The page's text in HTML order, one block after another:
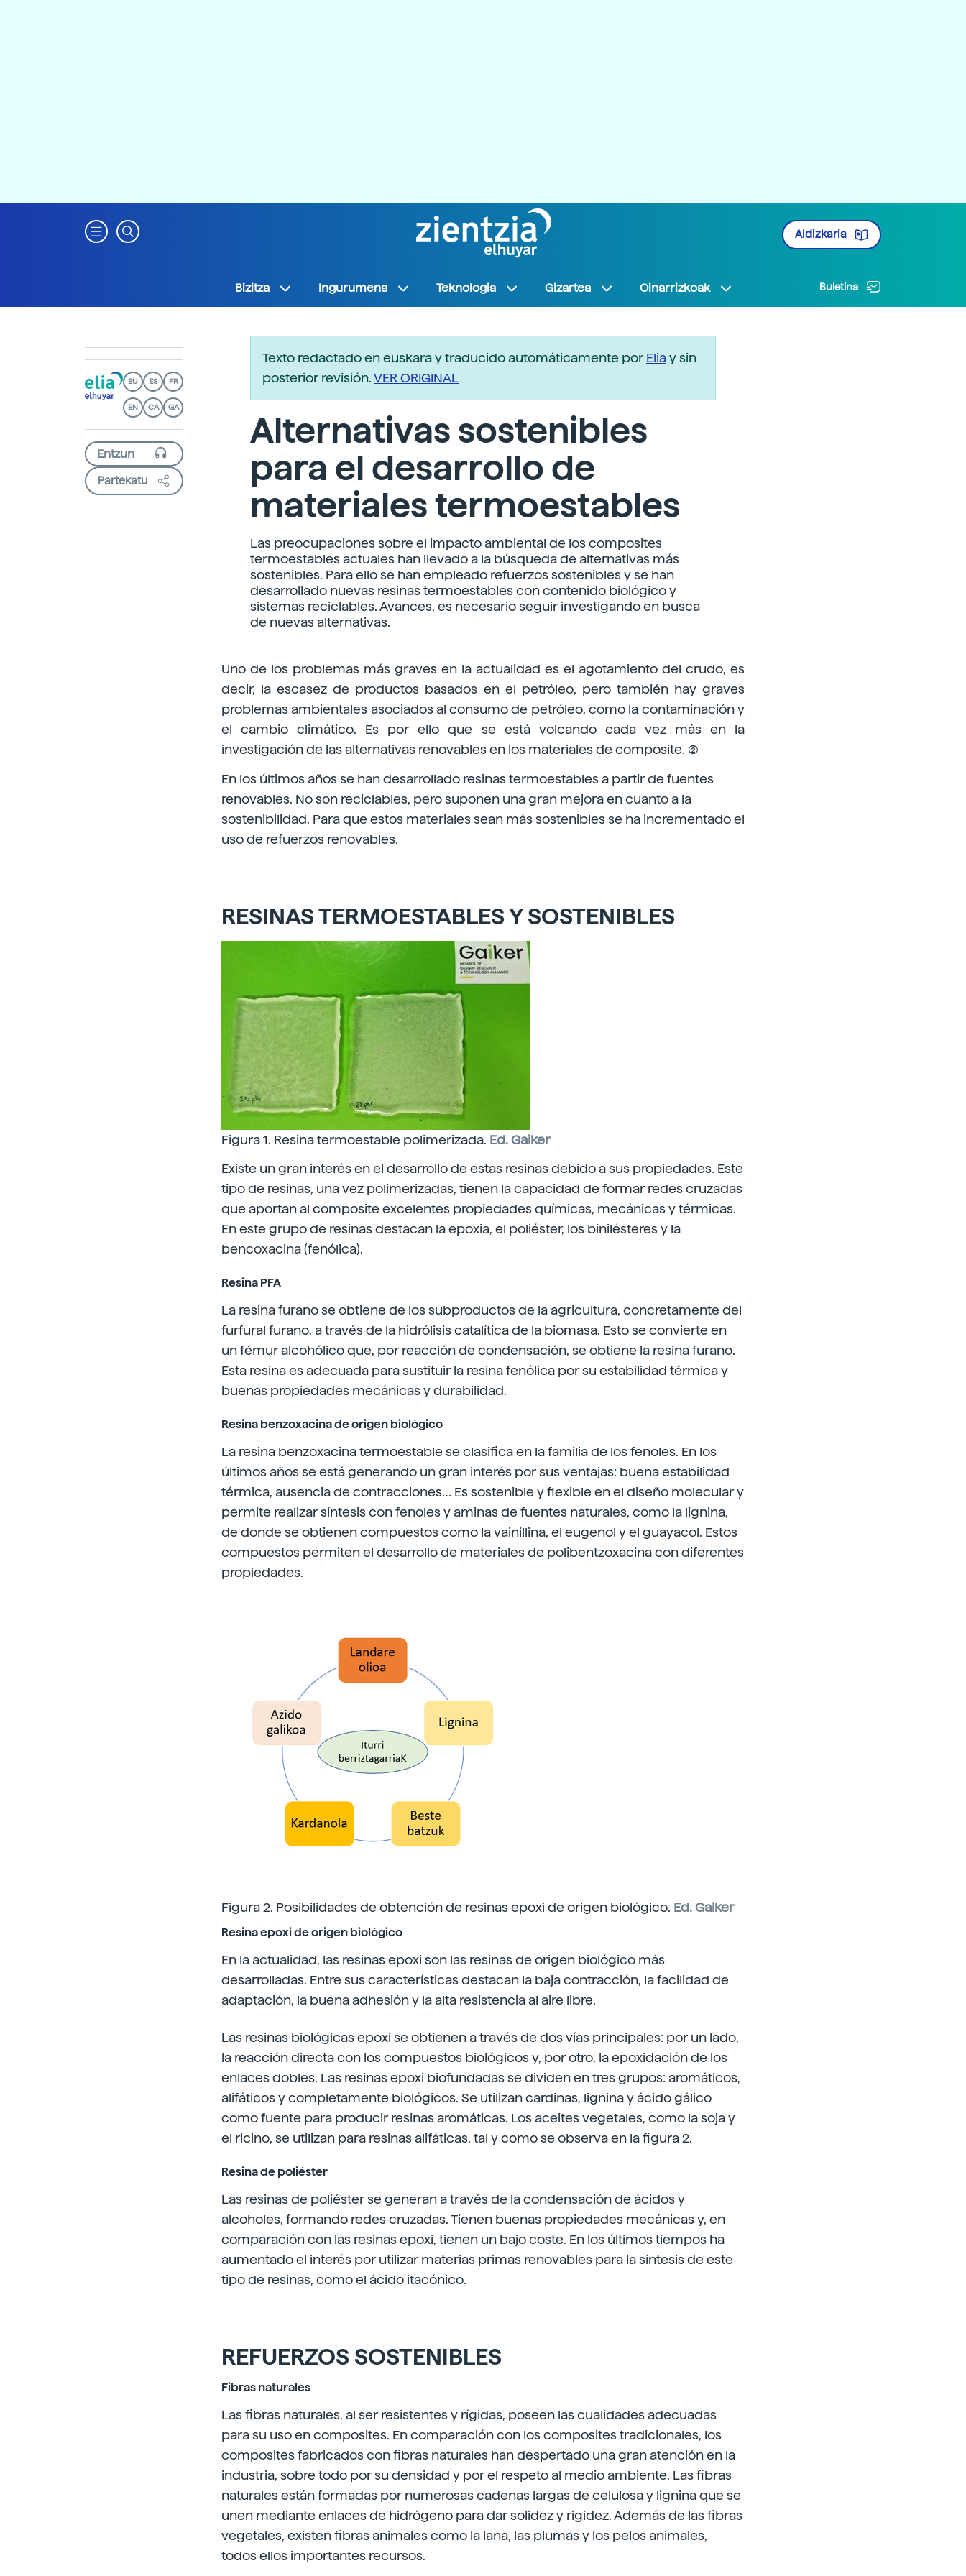
Aldizkaria
Bizitza Ingurumena Teknologia Gizartea Oinarrizkoak Buletina
EU ES FR
EN CA GA
Partekatu
Texto redactado en euskara y traducido automáticamente porEliay sin
posterior revisión.VER ORIGINAL
Alternativas sostenibles
para el desarrollo de
materiales termoestables
Las preocupaciones sobre el impacto ambiental de los composites
termoestables actuales han llevado a la búsqueda de alternativas más
sostenibles. Para ello se han empleado refuerzos sostenibles y se han
desarrollado nuevas resinas termoestables con contenido biológico y
sistemas reciclables. Avances, es necesario seguir investigando en busca
de nuevas alternativas.
Uno de los problemas más graves en la actualidad es el agotamiento del crudo, es
decir, la escasez de productos basados en el petróleo, pero también hay graves
problemas ambientales asociados al consumo de petróleo, como la contaminación y
el cambio climático. Es por ello que se está volcando cada vez más en la
investigación de las alternativas renovables en los materiales de composite. (2)
En los últimos años se han desarrollado resinas termoestables a partir de fuentes
renovables. No son reciclables, pero suponen una gran mejora en cuanto a la
sostenibilidad. Para que estos materiales sean más sostenibles se ha incrementado el
uso de refuerzos renovables.
RESINAS TERMOESTABLES Y SOSTENIBLES
Figura 1. Resina termoestable polimerizada. Ed. Gaiker
Existe un gran interés en el desarrollo de estas resinas debido a sus propiedades. Este
tipo de resinas, una vez polimerizadas, tienen la capacidad de formar redes cruzadas
que aportan al composite excelentes propiedades químicas, mecánicas y térmicas.
En este grupo de resinas destacan la epoxia, el poliéster, los binilésteres y la
bencoxacina (fenólica).
Resina PFA
La resina furano se obtiene de los subproductos de la agricultura, concretamente del
furfural furano, a través de la hidrólisis catalítica de la biomasa. Esto se convierte en
un fémur alcohólico que, por reacción de condensación, se obtiene la resina furano.
Esta resina es adecuada para sustituir la resina fenólica por su estabilidad térmica y
buenas propiedades mecánicas y durabilidad.
Resina benzoxacina de origen biológico
La resina benzoxacina termoestable se clasifica en la familia de los fenoles. En los
últimos años se está generando un gran interés por sus ventajas: buena estabilidad
térmica, ausencia de contracciones… Es sostenible y flexible en el diseño molecular y
permite realizar síntesis con fenoles y aminas de fuentes naturales, como la lignina,
de donde se obtienen compuestos como la vainillina, el eugenol y el guayacol. Estos
compuestos permiten el desarrollo de materiales de polibentzoxacina con diferentes
propiedades.
Figura 2. Posibilidades de obtención de resinas epoxi de origen biológico. Ed. Gaiker
Resina epoxi de origen biológico
En la actualidad, las resinas epoxi son las resinas de origen biológico más
desarrolladas. Entre sus características destacan la baja contracción, la facilidad de
adaptación, la buena adhesión y la alta resistencia al aire libre.
Las resinas biológicas epoxi se obtienen a través de dos vías principales: por un lado,
la reacción directa con los compuestos biológicos y, por otro, la epoxidación de los
enlaces dobles. Las resinas epoxi biofundadas se dividen en tres grupos: aromáticos,
alifáticos y completamente biológicos. Se utilizan cardinas, lignina y ácido gálico
como fuente para producir resinas aromáticas. Los aceites vegetales, como la soja y
el ricino, se utilizan para resinas alifáticas, tal y como se observa en la figura 2.
Resina de poliéster
Las resinas de poliéster se generan a través de la condensación de ácidos y
alcoholes, formando redes cruzadas. Tienen buenas propiedades mecánicas y, en
comparación con las resinas epoxi, tienen un bajo coste. En los últimos tiempos ha
aumentado el interés por utilizar materias primas renovables para la síntesis de este
tipo de resinas, como el ácido itacónico.
REFUERZOS SOSTENIBLES
Fibras naturales
Las fibras naturales, al ser resistentes y rígidas, poseen las cualidades adecuadas
para su uso en composites. En comparación con los composites tradicionales, los
composites fabricados con fibras naturales han despertado una gran atención en la
industria, sobre todo por su densidad y por el respeto al medio ambiente. Las fibras
naturales están formadas por numerosas cadenas largas de celulosa y lignina que se
unen mediante enlaces de hidrógeno para dar solidez y rigidez. Además de las fibras
vegetales, existen fibras animales como la lana, las plumas y los pelos animales,
todos ellos importantes recursos.